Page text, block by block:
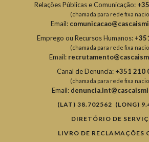
Relações Públicas e Comunicação:
(chamada para rede fixa
Email:
Emprego ou Recursos Humanos:
(chamada para rede fixa
Email:
Canal de Denuncia: +351 210
(chamada para rede fixa
Email:
(LAT) 38.702562 (LONG)
DIRETÓRIO DE
LIVRO DE RECLAMAÇÕES